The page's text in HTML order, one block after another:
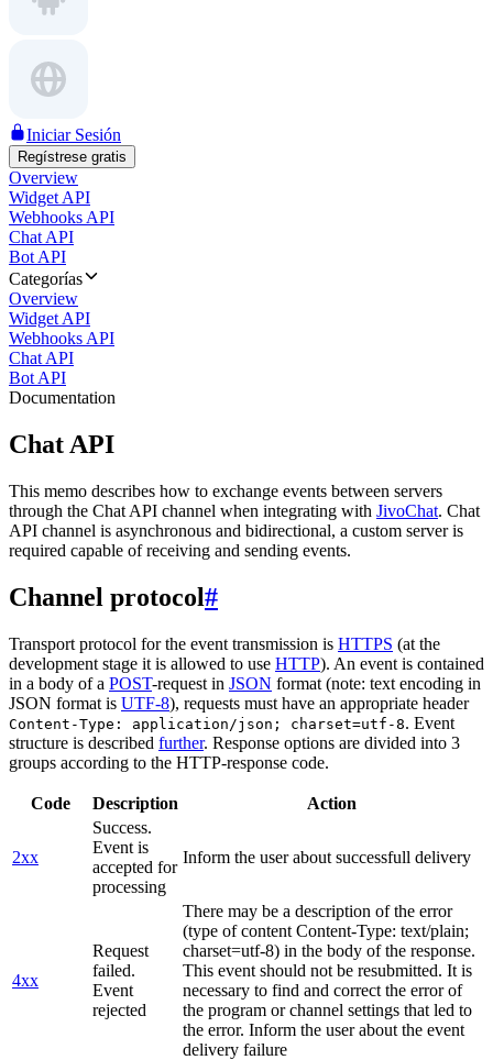
Iniciar Sesión
Regístrese gratis
Overview
Widget API
Webhooks API
Chat API
Bot API
Categorías
Overview
Widget API
Webhooks API
Chat API
Bot API
Documentation
Chat API
This memo describes how to exchange events between servers
through the Chat API channel when integrating with JivoChat. Chat
API channel is asynchronous and bidirectional, a custom server is
required capable of receiving and sending events.
Channel protocol#
Transport protocol for the event transmission is HTTPS (at the
development stage it is allowed to use HTTP). An event is contained
in a body of a POST-request in JSON format (note: text encoding in
JSON format is UTF-8), requests must have an appropriate header
Content-Type: application/json; charset=utf-8. Event
structure is described further. Response options are divided into 3
groups according to the HTTP-response code.
Code Description Action
2xx
Success.
Event is
accepted for
processing
Inform the user about successfull delivery
4xx
Request
failed.
Event
rejected
There may be a description of the error
(type of content Content-Type: text/plain;
charset=utf-8) in the body of the response.
This event should not be resubmitted. It is
necessary to find and correct the error of
the program or channel settings that led to
the error. Inform the user about the event
delivery failure